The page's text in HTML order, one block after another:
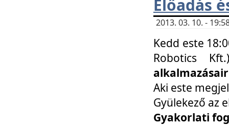
Előadás
2013. 03. 10. -
Kedd este
Robotics
Aki este
Gyülekező az
Gyakorlati